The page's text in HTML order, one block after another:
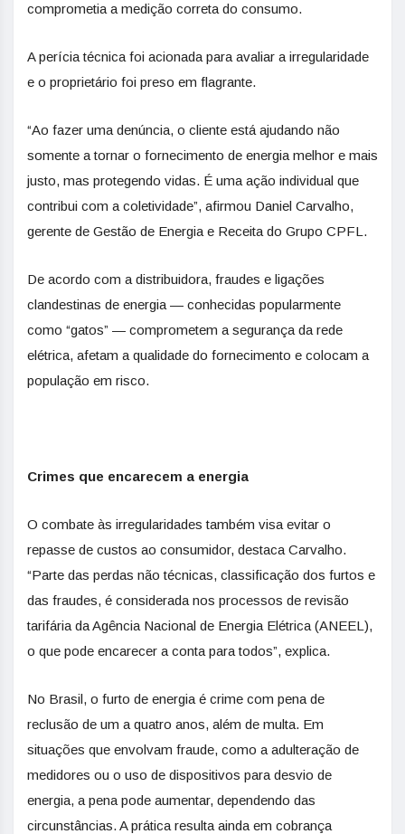
comprometia a medição correta do consumo.
A perícia técnica foi acionada para avaliar a irregularidade
e o proprietário foi preso em flagrante.
“Ao fazer uma denúncia, o cliente está ajudando não
somente a tornar o fornecimento de energia melhor e mais
justo, mas protegendo vidas. É uma ação individual que
contribui com a coletividade”, afirmou Daniel Carvalho,
gerente de Gestão de Energia e Receita do Grupo CPFL.
De acordo com a distribuidora, fraudes e ligações
clandestinas de energia — conhecidas popularmente
como “gatos” — comprometem a segurança da rede
elétrica, afetam a qualidade do fornecimento e colocam a
população em risco.
Crimes que encarecem a energia
O combate às irregularidades também visa evitar o
repasse de custos ao consumidor, destaca Carvalho.
“Parte das perdas não técnicas, classificação dos furtos e
das fraudes, é considerada nos processos de revisão
tarifária da Agência Nacional de Energia Elétrica (ANEEL),
o que pode encarecer a conta para todos”, explica.
No Brasil, o furto de energia é crime com pena de
reclusão de um a quatro anos, além de multa. Em
situações que envolvam fraude, como a adulteração de
medidores ou o uso de dispositivos para desvio de
energia, a pena pode aumentar, dependendo das
circunstâncias. A prática resulta ainda em cobrança